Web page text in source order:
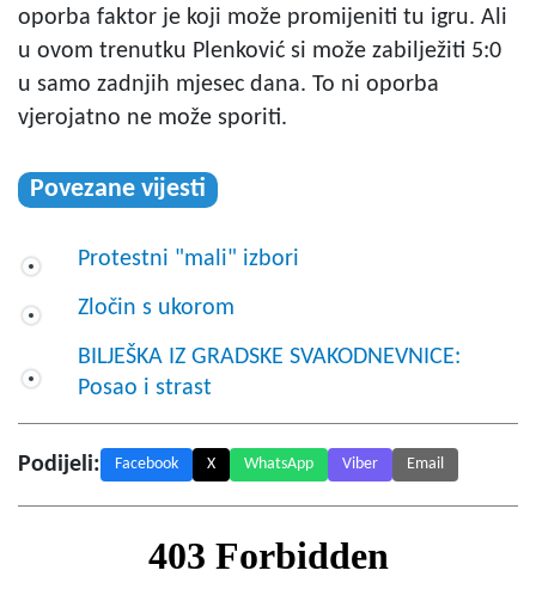
oporba faktor je koji može promijeniti tu igru. Ali
u ovom trenutku Plenković si može zabilježiti 5:0
u samo zadnjih mjesec dana. To ni oporba
vjerojatno ne može sporiti.
Povezane vijesti
Protestni "mali" izbori
Zločin s ukorom
BILJEŠKA IZ GRADSKE SVAKODNEVNICE:
Posao i strast
Podijeli: Facebook X WhatsApp Viber Email